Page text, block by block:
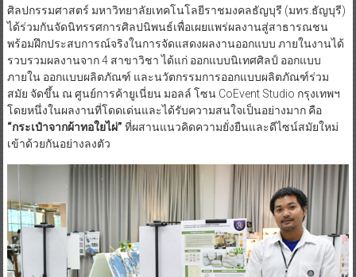
ศิลปกรรมศาสตร์ มหาวิทยาลัยเทคโนโลยีราชมงคลธัญบุรี (มทร.ธัญบุรี)
ได้ร่วมกันจัดนิทรรศการศิลปนิพนธ์เพื่อเผยแพร่ผลงานสู่สาธารณชน
พร้อมฝึกประสบการณ์จริงในการจัดแสดงผลงานออกแบบ ภายในงานได้
รวบรวมผลงานจาก 4 สาขาวิชา ได้แก่ ออกแบบนิเทศศิลป์ ออกแบบ
ภายใน ออกแบบผลิตภัณฑ์ และนวัตกรรมการออกแบบผลิตภัณฑ์ร่วม
สมัย จัดขึ้น ณ ศูนย์การค้ายูเนี่ยน มอลล์ โซน CoEvent Studio กรุงเทพฯ
โดยหนึ่งในผลงานที่โดดเด่นและได้รับความสนใจเป็นอย่างมาก คือ
“กระเป๋าจากผ้าทอใยไผ่” ที่ผสานแนวคิดความยั่งยืนและดีไซน์สมัยใหม่
เข้าด้วยกันอย่างลงตัว